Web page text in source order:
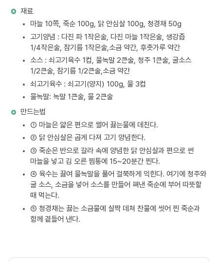
재료
마늘 10쪽, 죽순 100g, 닭 안심살 100g, 청경채 50g
고기양념 : 다진 파 1작은술, 다진 마늘 1작은술, 생강즙
1/4작은술, 참기름 1작은술,소금 약간, 후춧가루 약간
소스 : 쇠고기육수 1컵, 물녹말 2큰술, 청주 1큰술, 굴소스
1/2큰술, 참기름 1/2큰술,소금 약간
쇠고기육수 : 쇠고기(양지) 100g, 물 3컵
물녹말: 녹말 1큰술, 물 2큰술
만드는법
① 마늘은 얇은 편으로 썰어 끓는물에 데친다.
② 닭 안심살은 곱게 다져 고기 양념한다.
③ 죽순은 반으로 갈라 속에 양념한 닭 안심살과 편으로 썬
마늘을 넣고 김 오른 찜통에 15~20분간 찐다.
④ 육수는 끓여 물녹말을 풀어 걸쭉하게 익힌다. 여기에 청주와
굴 소스, 소금을 넣어 소스를 만들어 쪄낸 죽순에 부어 따뜻할
때 먹는다.
⑤ 청경채는 끓는 소금물에 살짝 데쳐 찬물에 씻어 찐 죽순과
함께 곁들어 낸다.